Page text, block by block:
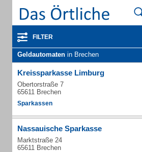
FILTER
Geldautomaten in Brechen
Kreissparkasse Limburg
Obertorstraße 7
65611 Brechen
Sparkassen
Nassauische Sparkasse
Marktstraße 24
65611 Brechen